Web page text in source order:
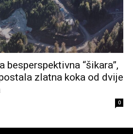
besperspektivna “šikara”,
zlatna koka od dvije
0